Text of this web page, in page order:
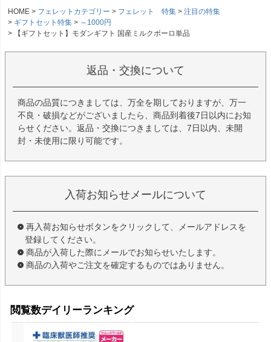
HOME
フェレットカテゴリー フェレット 特集
注目の特集
ギフトセット特集
～1000円
【ギフトセット】モダンギフト 国産ミルクボーロ単品
返品・交換について
商品の品質につきましては、万全を期しておりますが、万一
不良・破損などがございましたら、商品到着後7日以内にお知
らせください。返品・交換につきましては、7日以内、未開
封・未使用に限り可能です。
入荷お知らせメールについて
再入荷お知らせボタンをクリックして、メールアドレスを
登録してください。
商品が入荷した際にメールでお知らせいたします。
商品の入荷やご注文を確定するものではありません。
閲覧数デイリーランキング